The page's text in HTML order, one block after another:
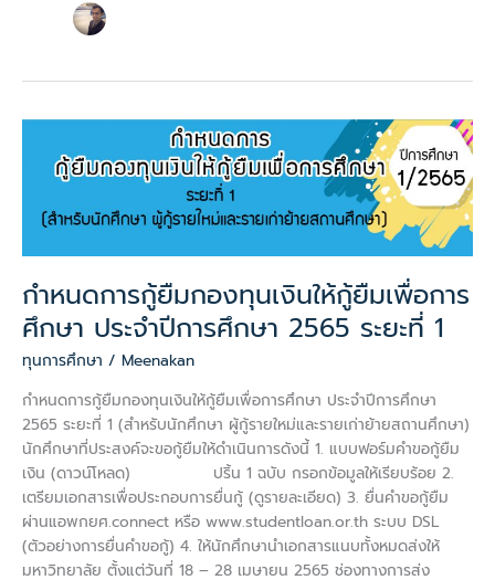
กำหนดการกู้ยืมกองทุนเงินให้กู้ยืมเพื่อการ
ศึกษา ประจำปีการศึกษา 2565 ระยะที่ 1
ทุนการศึกษา / Meenakan
กำหนดการกู้ยืมกองทุนเงินให้กู้ยืมเพื่อการศึกษา ประจำปีการศึกษา
2565 ระยะที่ 1 (สำหรับนักศึกษา ผู้กู้รายใหม่และรายเก่าย้ายสถานศึกษา)
นักศึกษาที่ประสงค์จะขอกู้ยืมให้ดำเนินการดังนี้ 1. แบบฟอร์มคำขอกู้ยืม
เงิน (ดาวน์โหลด) ปริ้น 1 ฉบับ กรอกข้อมูลให้เรียบร้อย 2.
เตรียมเอกสารเพื่อประกอบการยื่นกู้ (ดูรายละเอียด) 3. ยื่นคำขอกู้ยืม
ผ่านแอพกยศ.connect หรือ www.studentloan.or.th ระบบ DSL
(ตัวอย่างการยื่นคำขอกู้) 4. ให้นักศึกษานำเอกสารแนบทั้งหมดส่งให้
มหาวิทยาลัย ตั้งแต่วันที่ 18 – 28 เมษายน 2565 ช่องทางการส่ง
เงิน
ให้
ยืม
เพื่อ
ศึกษา
ประจำ
ปี
การ
ศึกษา
2565
ระยะ
ที่
1